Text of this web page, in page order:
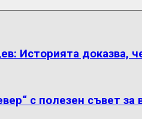
Историята доказва,
с полезен съвет